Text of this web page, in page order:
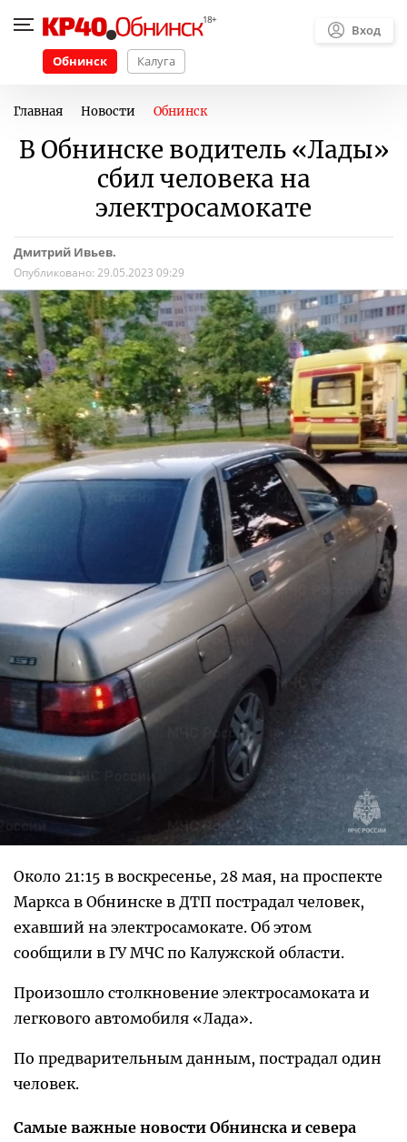
Обнинск Калуга
Вход
Главная Новости Обнинск
В Обнинске водитель «Лады»
сбил человека на
электросамокате
Дмитрий Ивьев.
Опубликовано: 29.05.2023 09:29
Около 21:15 в воскресенье, 28 мая, на проспекте
Маркса в Обнинске в ДТП пострадал человек,
ехавший на электросамокате. Об этом
сообщили в ГУ МЧС по Калужской области.
Произошло столкновение электросамоката и
легкового автомобиля «Лада».
По предварительным данным, пострадал один
человек.
Самые важные новости Обнинска и севера